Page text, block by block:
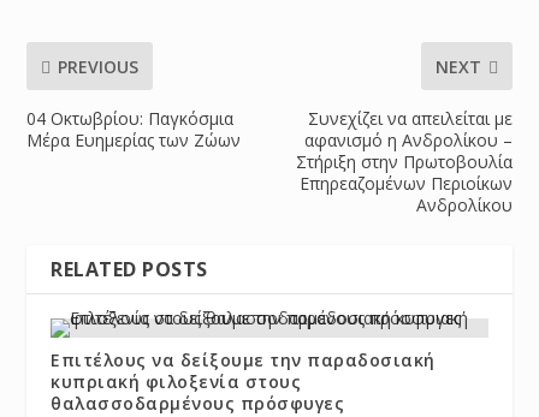
PREVIOUS
04 Οκτωβρίου: Παγκόσμια
Μέρα Ευημερίας των Ζώων
NEXT
Συνεχίζει να απειλείται με
αφανισμό η Ανδρολίκου –
Στήριξη στην Πρωτοβουλία
Επηρεαζομένων Περιοίκων
Ανδρολίκου
RELATED POSTS
Επιτέλους να δείξουμε την παραδοσιακή
κυπριακή φιλοξενία στους
θαλασσοδαρμένους πρόσφυγες